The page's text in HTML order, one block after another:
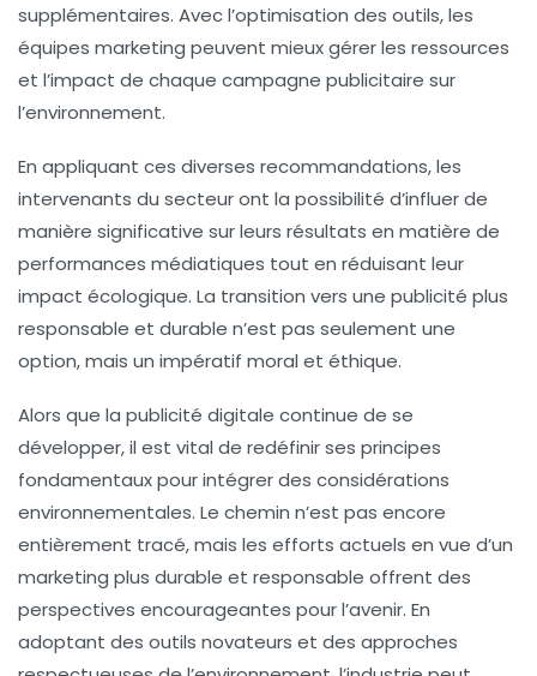
supplémentaires. Avec l’optimisation des outils, les
équipes marketing peuvent mieux gérer les ressources
et l’impact de chaque campagne publicitaire sur
l’environnement.
En appliquant ces diverses recommandations, les
intervenants du secteur ont la possibilité d’influer de
manière significative sur leurs résultats en matière de
performances médiatiques tout en réduisant leur
impact écologique. La transition vers une publicité plus
responsable et durable n’est pas seulement une
option, mais un impératif moral et éthique.
Alors que la publicité digitale continue de se
développer, il est vital de redéfinir ses principes
fondamentaux pour intégrer des considérations
environnementales. Le chemin n’est pas encore
entièrement tracé, mais les efforts actuels en vue d’un
marketing plus durable et responsable offrent des
perspectives encourageantes pour l’avenir. En
adoptant des outils novateurs et des approches